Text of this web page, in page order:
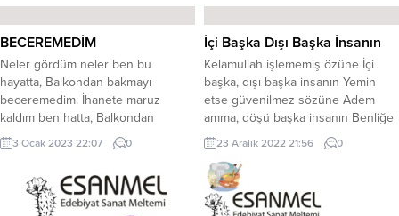
BECEREMEDİM
Neler gördüm neler ben bu
hayatta, Balkondan bakmayı
beceremedim. İhanete maruz
kaldım ben hatta, Balkondan
bakmayı, beceremedim.
Kırıldım,gücendim,incidim amma,
Sırt dönüp bakmadım,asla davama,
Çok çakallar çıktı,benim yoluma,
Balkondan bakmayı, beceremedim.
3 Ocak 2023 22:07 0
İçi Başka Dışı Başka İnsanın
Kelamullah işlememiş özüne İçi
başka, dışı başka insanın Yemin
etse güvenilmez sözüne Adem
amma, döşü başka insanın Benliğe
ram olmuş, almaz doğruyu Mübah
sayar, hâl dilince eğriyi! Kulağı tıkalı,
duymaz çağrıyı Emir başka, aşı
başka insanın Karda yürür, belli
etmez izini Göremezsin
23 Aralık 2022 21:56 0